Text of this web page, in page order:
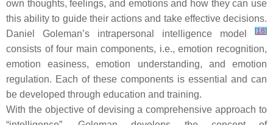
own thoughts, feelings, and emotions and how they can use
this ability to guide their actions and take effective decisions.
Daniel Goleman’s intrapersonal intelligence model
[18]
consists of four main components, i.e., emotion recognition,
emotion easiness, emotion understanding, and emotion
regulation. Each of these components is essential and can
be developed through education and training.
With the objective of devising a comprehensive approach to